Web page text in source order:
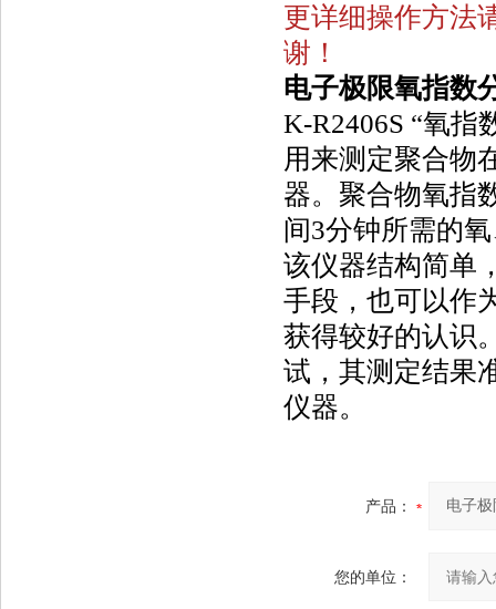
更详细操作方法
谢！
电子极限氧指数
K-R2406S “氧指
用来测定聚合物
器。聚合物氧指
间3分钟所需的
该仪器结构简单
手段，也可以作
获得较好的认识
试，其测定结果
仪器。
产品：
您的单位：